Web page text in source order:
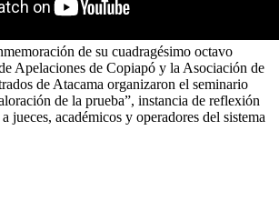
de su cuadragésimo octavo
Apelaciones de Copiapó y la Asociación de
de Atacama organizaron el seminario
de la prueba”, instancia de reflexión
jueces, académicos y operadores del sistema